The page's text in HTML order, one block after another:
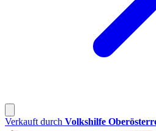
Verkauft durch Volkshilfe